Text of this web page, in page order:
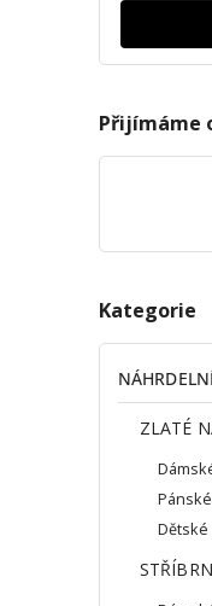
Přijímáme
Kategorie
ZLATÉ
Pánské
Dětské